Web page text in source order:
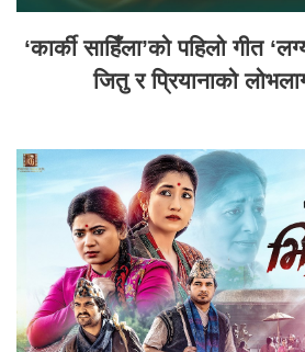
‘कार्की साहिँला’को पहिलो गीत
जितु र प्रियानाको